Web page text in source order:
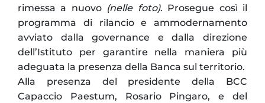
rimessa a nuovo (nelle foto). Prosegue così il
programma di rilancio e ammodernamento
avviato dalla governance e dalla direzione
dell’Istituto per garantire nella maniera più
adeguata la presenza della Banca sul territorio.
Alla presenza del presidente della BCC
Capaccio Paestum, Rosario Pingaro, e del